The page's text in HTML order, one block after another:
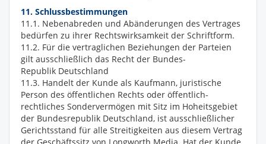
11. Schlussbestimmungen
11.1. Nebenabreden und Abänderungen des Vertrages
bedürfen zu ihrer Rechtswirksamkeit der Schriftform.
11.2. Für die vertraglichen Beziehungen der Parteien
gilt ausschließlich das Recht der Bundes-
Republik Deutschland
11.3. Handelt der Kunde als Kaufmann, juristische
Person des öffentlichen Rechts oder öffentlich-
rechtliches Sondervermögen mit Sitz im Hoheitsgebiet
der Bundesrepublik Deutschland, ist ausschließlicher
Gerichtsstand für alle Streitigkeiten aus diesem Vertrag